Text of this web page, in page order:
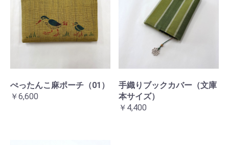
ぺったんこ麻ポーチ（01）
￥6,600
手織りブックカバー（文庫
本サイズ）
￥4,400